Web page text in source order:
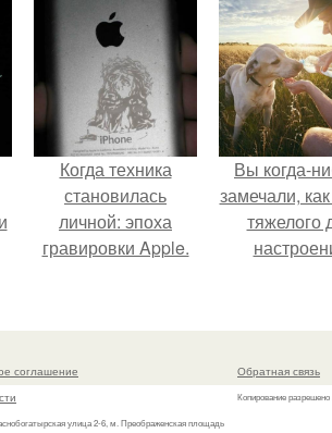
Винсента
Когда техника
становилась
личной: эпоха
гравировки Apple.
Вы когда-
замечали,
тяжелого
своего
соглашение
улица 2-6, м. Преображенская площадь
Обратная связь
Копирование разрешено